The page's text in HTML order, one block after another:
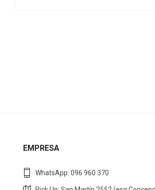
EMPRESA
WhatsApp: 096 960 370